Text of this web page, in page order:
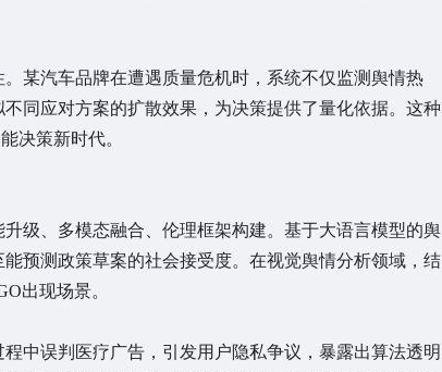
汽车品牌在遭遇质量危机时，系统不仅监测舆情热
同应对方案的扩散效果，为决策提供了量化依据。这种
决策新时代。
、多模态融合、伦理框架构建。基于大语言模型的舆
预测政策草案的社会接受度。在视觉舆情分析领域，结
出现场景。
误判医疗广告，引发用户隐私争议，暴露出算法透明